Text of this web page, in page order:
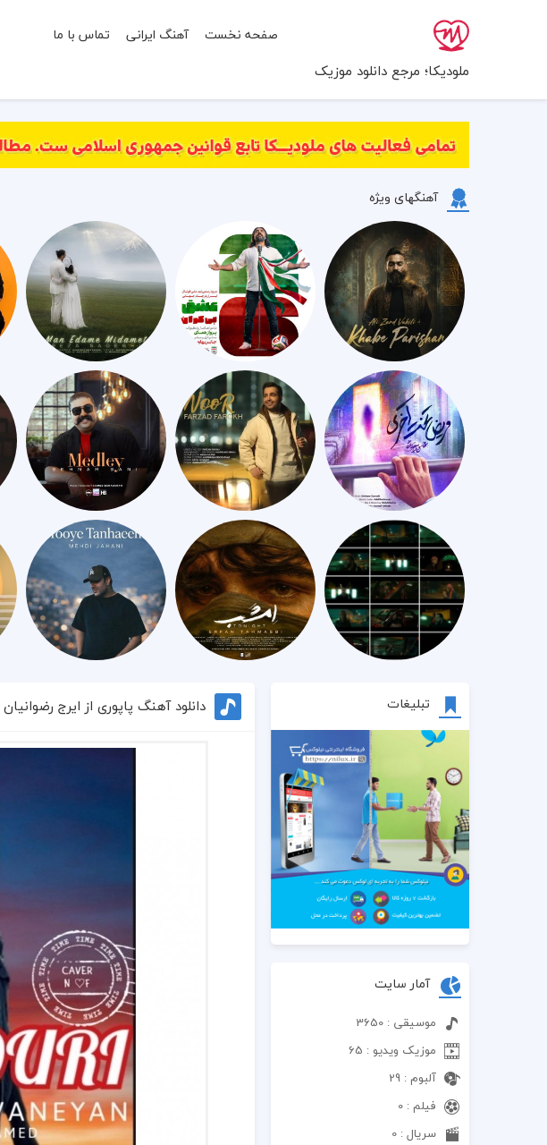
ملودیکا؛ مرجع دانلود موزیک
صفحه نخست آهنگ ایرانی تماس با ما
آهنگهای ویژه
تبلیغات
آمار سایت
موسیقی : 3650
موزیک ویدیو : 65
آلبوم : 29
فیلم : 0
سریال : 0
دانلود آهنگ پاپوری از ایرج رضوانیان